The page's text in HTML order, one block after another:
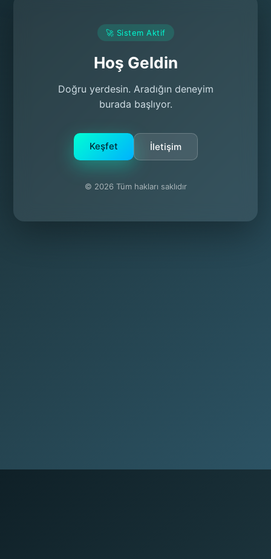
🚀 Sistem Aktif
Hoş Geldin
Doğru yerdesin. Aradığın deneyim
burada başlıyor.
Keşfet İletişim
© 2026 Tüm hakları saklıdır